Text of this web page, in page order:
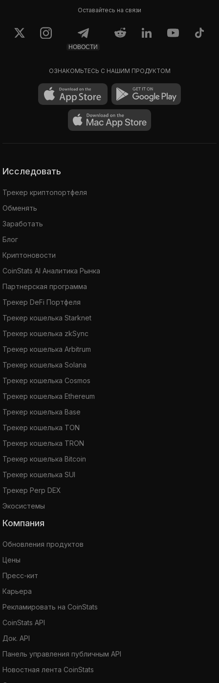
Оставайтесь на связи
НОВОСТИ
ОЗНАКОМЬТЕСЬ С НАШИМ ПРОДУКТОМ
Исследовать
Трекер криптопортфеля
Обменять
Заработать
Блог
Криптоновости
CoinStats AI Аналитика Рынка
Партнерская программа
Трекер DeFi Портфеля
Трекер кошелька Starknet
Трекер кошелька zkSync
Трекер кошелька Arbitrum
Трекер кошелька Solana
Трекер кошелька Cosmos
Трекер кошелька Ethereum
Трекер кошелька Base
Трекер кошелька TON
Трекер кошелька TRON
Трекер кошелька Bitcoin
Трекер кошелька SUI
Трекер Perp DEX
Экосистемы
Компания
Обновления продуктов
Цены
Пресс-кит
Карьера
Рекламировать на CoinStats
CoinStats API
Док. API
Панель управления публичным API
Новостная лента CoinStats